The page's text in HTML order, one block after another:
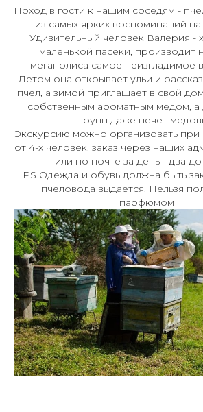
Поход в гости к нашим соседям -
из самых ярких воспоминаний
Удивительный человек Валерия -
маленькой пасеки, производит
мегаполиса самое неизгладимое
Летом она открывает ульи и
пчел, а зимой приглашает в свой
собственным ароматным медом, а
групп даже печет
Экскурсию можно организовать
от 4-х человек, заказ через наших
или по почте за день - два до
PS Одежда и обувь должна быть
пчеловода выдается. Нельзя
парфюмом